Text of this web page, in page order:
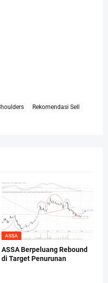
Rekomendasi Sell
ASSA
ASSA Berpeluang Rebound
di Target Penurunan